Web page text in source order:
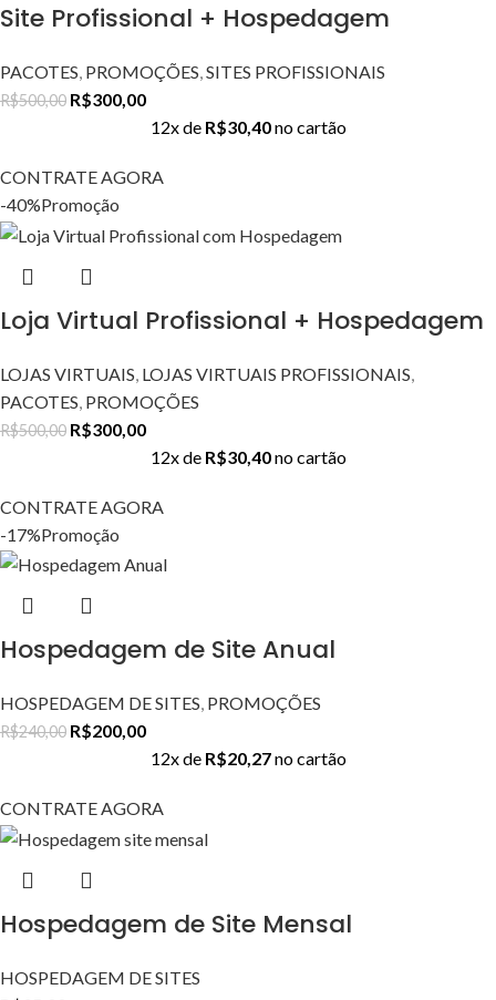
Site Profissional + Hospedagem
PACOTES, PROMOÇÕES,SITES PROFISSIONAIS
R$500,00 R$300,00
12x de R$30,40no cartão
CONTRATE AGORA
-40%Promoção
Loja Virtual Profissional + Hospedagem
LOJAS VIRTUAIS LOJAS VIRTUAIS PROFISSIONAIS
PACOTES PROMOÇÕES
R$500,00 R$300,00
12x de R$30,40no cartão
CONTRATE AGORA
-17%Promoção
Hospedagem de Site Anual
HOSPEDAGEM DE SITES, PROMOÇÕES
R$240,00 R$200,00
12x de R$20,27no cartão
CONTRATE AGORA
Hospedagem de Site Mensal
HOSPEDAGEM DE SITES